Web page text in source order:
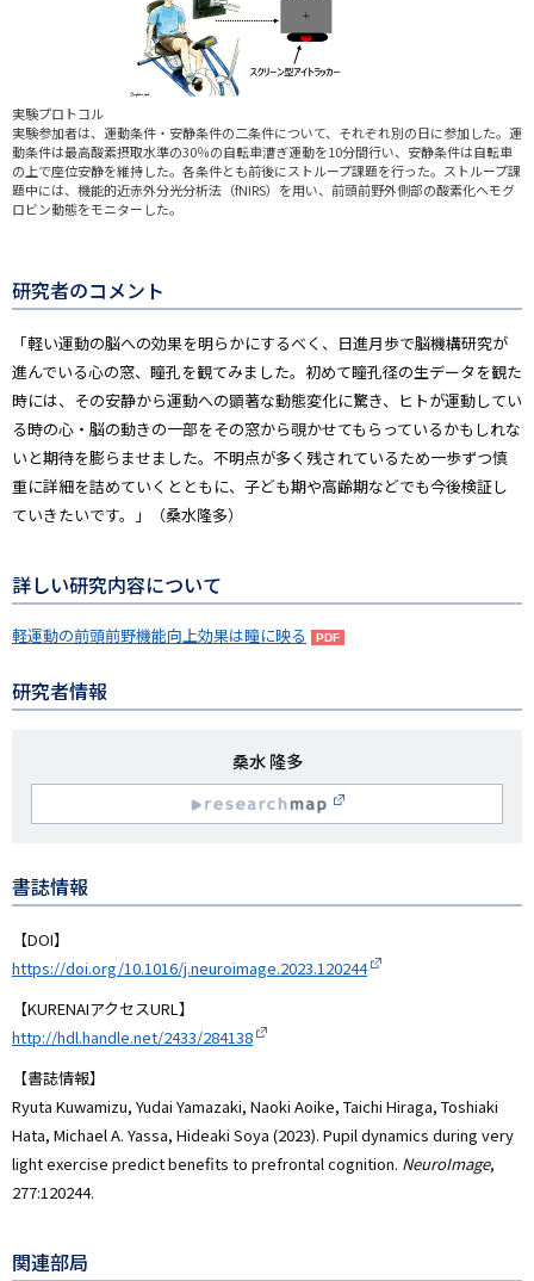
実験プロトコル
実験参加者は、運動条件・安静条件の二条件について、それぞれ別の日に参加した。運
動条件は最高酸素摂取水準の30％の自転車漕ぎ運動を10分間行い、安静条件は自転車
の上で座位安静を維持した。各条件とも前後にストループ課題を行った。ストループ課
題中には、機能的近赤外分光分析法（fNIRS）を用い、前頭前野外側部の酸素化ヘモグ
ロビン動態をモニターした。
研究者のコメント
「軽い運動の脳への効果を明らかにするべく、日進月歩で脳機構研究が
進んでいる心の窓、瞳孔を観てみました。初めて瞳孔径の生データを観た
時には、その安静から運動への顕著な動態変化に驚き、ヒトが運動してい
る時の心・脳の動きの一部をその窓から覗かせてもらっているかもしれな
いと期待を膨らませました。不明点が多く残されているため一歩ずつ慎
重に詳細を詰めていくとともに、子ども期や高齢期などでも今後検証し
ていきたいです。」（桑水隆多）
詳しい研究内容について
軽運動の前頭前野機能向上効果は瞳に映る
研究者情報
研
究
者
桑水 隆多
書誌情報
【DOI】
https://doi.org/10.1016/j.neuroimage.2023.120244
【KURENAIアクセスURL】
http://hdl.handle.net/2433/284138
【書誌情報】
Ryuta Kuwamizu, Yudai Yamazaki, Naoki Aoike, Taichi Hiraga, Toshiaki
Hata, Michael A. Yassa, Hideaki Soya (2023). Pupil dynamics during very
light exercise predict benefits to prefrontal cognition. NeuroImage,
277:120244.
関連部局